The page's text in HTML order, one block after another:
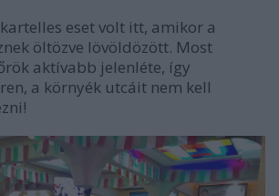
eset volt itt, amikor a
öltözve lövöldözött. Most
aktívabb jelenléte, így
a környék utcáit nem kell